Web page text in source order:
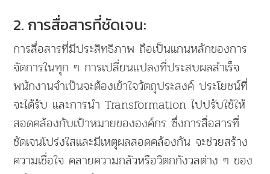
2. การสื่อสารที่ชัดเจน:
การสื่อสารที่มีประสิทธิภาพ ถือเป็นแกนหลักของการ
จัดการในทุก ๆ การเปลี่ยนแปลงที่ประสบผลสำเร็จ
พนักงานจำเป็นจะต้องเข้าใจวัตถุประสงค์ ประโยชน์ที่
จะได้รับ และการนำ Transformation ไปปรับใช้ให้
สอดคล้องกับเป้าหมายขององค์กร ซึ่งการสื่อสารที่
ชัดเจนโปร่งใสและมีเหตุผลสอดคล้องกัน จะช่วยสร้าง
ความเชื่อใจ คลายความกลัวหรือวิตกกังวลต่าง ๆ ของ